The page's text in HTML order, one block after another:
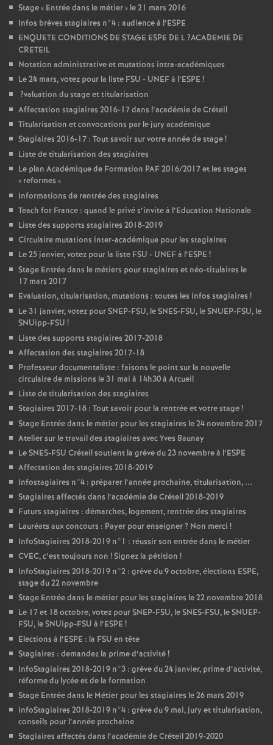
Stage « Entrée dans le métier» le 21 mars 2016
Infos brèves stagiaires n°4 : audience à l’ESPE
ENQUETE CONDITIONS DE STAGE ESPE DE L?ACADEMIE DE
CRETEIL
Notation administrative et mutations intra-académiques
Le 24 mars, votez pour la liste FSU - UNEFà l’ESPE !
?valuation du stage et titularisation
Affectation stagiaires 2016-17 dans l’académie de Créteil
Titularisation et convocations par le jury académique
Stagiaires 2016-17 : Tout savoir sur votre année de stage!
Liste de titularisation des stagiaires
Le plan Académique de Formation PAF2016/2017 et les stages
« reformes »
Informations de rentrée des stagiaires
Teach for France : quand le privé s’invite à l’Education Nationale
Liste des supports stagiaires 2018-2019
Circulaire mutations inter-académique pour les stagiaires
Le 25 janvier, votez pour la liste FSU - UNEFà l’ESPE !
Stage Entrée dans le métiers pour stagiaires et néo-titulaires le
17 mars 2017
Evaluation, titularisation, mutations : toutes les infos stagiaires !
Le 31 janvier, votez pourSNEP-FSU, leSNES-FSU, leSNUEP-FSU, le
SNUipp-FSU !
Liste des supports stagiaires 2017-2018
Affectation des stagiaires 2017-18
Professeur documentaliste : faisons le point sur la nouvelle
circulaire de missions le 31 mai à 14h30 à Arcueil
Liste de titularisation des stagiaires
Stagiaires 2017-18 : Tout savoir pour la rentrée et votre stage!
Stage Entrée dans le métier pour les stagiaires le 24 novembre 2017
Atelier sur le travail des stagiaires avec Yves Baunay
LeSNES-FSU Créteil soutient la grève du 23 novembre à l’ESPE
Affectation des stagiaires 2018-2019
Infostagiaires n°4 : préparer l’année prochaine, titularisation, ...
Stagiaires affectés dans l’académie de Créteil 2018-2019
Futurs stagiaires : démarches, logement, rentrée des stagiaires
Lauréats aux concours : Payer pour enseigner? Non merci !
InfoStagiaires 2018-2019 n°1 : réussir son entrée dans le métier
CVEC, c’est toujours non ! Signez la pétition !
InfoStagiaires 2018-2019 n°2 : grève du 9 octobre, élections ESPE,
stage du 22 novembre
Stage Entrée dans le métier pour les stagiaires le 22 novembre 2018
Le 17 et 18 octobre, votez pourSNEP-FSU, leSNES-FSU, leSNUEP-
FSU, le SNUipp-FSU à l’ESPE !
Elections à l’ESPE : la FSU en tête
Stagiaires : demandez la prime d’activité!
InfoStagiaires 2018-2019 n°3 : grève du 24 janvier, prime d’activité,
réforme du lycée et de la formation
Stage Entrée dans le Métier pour les stagiaires le 26 mars 2019
InfoStagiaires 2018-2019 n°4 : grève du 9 mai, jury et titularisation,
conseils pour l’année prochaine
Stagiaires affectés dans l’académie de Créteil 2019-2020